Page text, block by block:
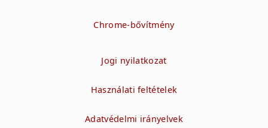
Chrome-bővítmény
Jogi nyilatkozat
Használati feltételek
Adatvédelmi irányelvek